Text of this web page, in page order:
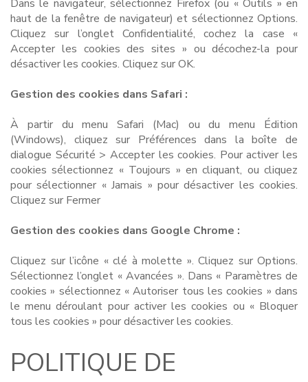
Dans le navigateur, sélectionnez Firefox (ou « Outils » en
haut de la fenêtre de navigateur) et sélectionnez Options.
Cliquez sur l’onglet Confidentialité, cochez la case «
Accepter les cookies des sites » ou décochez-la pour
désactiver les cookies. Cliquez sur OK.
Gestion des cookies dans Safari :
À partir du menu Safari (Mac) ou du menu Édition
(Windows), cliquez sur Préférences dans la boîte de
dialogue Sécurité > Accepter les cookies. Pour activer les
cookies sélectionnez « Toujours » en cliquant, ou cliquez
pour sélectionner « Jamais » pour désactiver les cookies.
Cliquez sur Fermer
Gestion des cookies dans Google Chrome :
Cliquez sur l’icône « clé à molette ». Cliquez sur Options.
Sélectionnez l’onglet « Avancées ». Dans « Paramètres de
cookies » sélectionnez « Autoriser tous les cookies » dans
le menu déroulant pour activer les cookies ou « Bloquer
tous les cookies » pour désactiver les cookies.
POLITIQUE DE